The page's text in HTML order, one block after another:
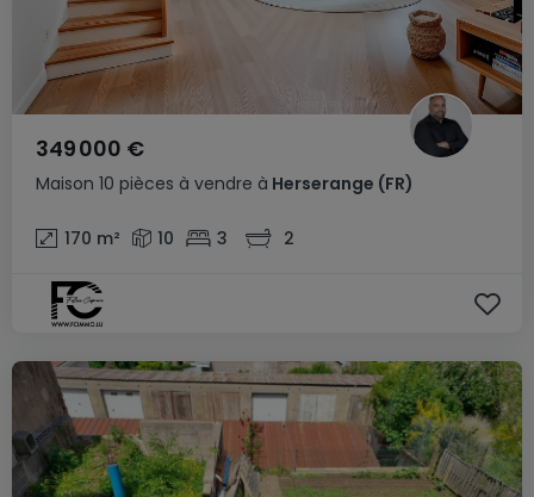
Maison 10 pièces à vendre à Herserange (FR)
349 000 €
170 m² 10 3 2